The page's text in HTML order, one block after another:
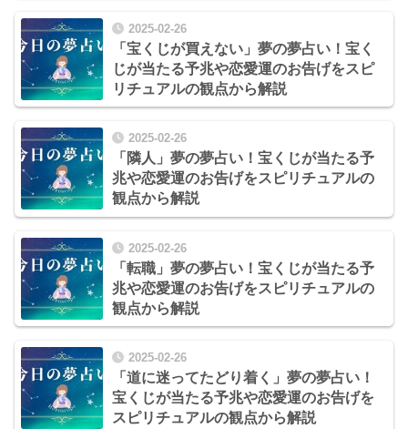
2025-02-26
「宝くじが買えない」夢の夢占い！宝く
じが当たる予兆や恋愛運のお告げをスピ
リチュアルの観点から解説
2025-02-26
「隣人」夢の夢占い！宝くじが当たる予
兆や恋愛運のお告げをスピリチュアルの
観点から解説
2025-02-26
「転職」夢の夢占い！宝くじが当たる予
兆や恋愛運のお告げをスピリチュアルの
観点から解説
2025-02-26
「道に迷ってたどり着く」夢の夢占い！
宝くじが当たる予兆や恋愛運のお告げを
スピリチュアルの観点から解説